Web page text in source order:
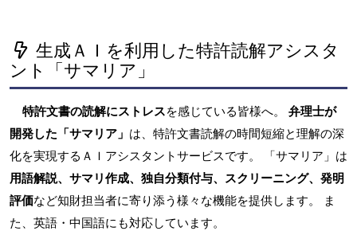
生成ＡＩを利用した特許読解アシスタ
ント「サマリア」
特許文書の読解にストレスを感じている皆様へ。 弁理士が
開発した「サマリア」 は、特許文書読解の時間短縮と理解の深
化を実現するＡＩアシスタントサービスです。 「サマリア」は
用語解説、サマリ作成、独自分類付与、スクリーニング、発明
評価など知財担当者に寄り添う様々な機能を提供します。 ま
た、英語・中国語にも対応しています。